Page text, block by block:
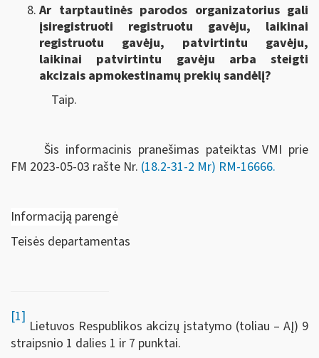
Ar tarptautinės parodos organizatorius gali
įsiregistruoti registruotu gavėju, laikinai
registruotu gavėju, patvirtintu gavėju,
laikinai patvirtintu gavėju arba steigti
akcizais apmokestinamų prekių sandėlį?
Taip.
Šis informacinis pranešimas pateiktas VMI prie
FM 2023-05-03 rašte Nr. (18.2-31-2 Mr) RM-16666.
Informaciją parengė
Teisės departamentas
[1]
Lietuvos Respublikos akcizų įstatymo (toliau – AĮ) 9
straipsnio 1 dalies 1 ir 7 punktai.